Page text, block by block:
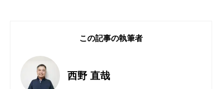
この記事の執筆者
西野 直哉